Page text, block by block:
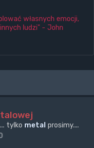
własnych emocji,
ludzi" - John
tylko metal prosimy....